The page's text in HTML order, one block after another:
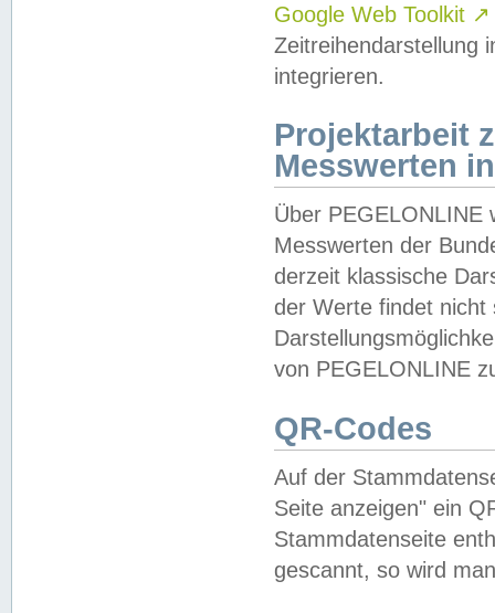
Google Web Toolkit ↗
Zeitreihendarstellung
integrieren.
Projektarbeit
Messwerten
Über PEGELONLINE
Messwerten der
derzeit klassische
der Werte findet
von PEGELONLINE
QR-Codes
Auf der
Seite anzeigen" ein
Stammdatenseite
gescannt, so wird